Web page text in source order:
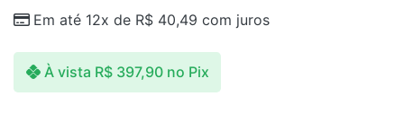
Em até 12x de R$ 40,49 com juros
À vista R$397,90 no Pix